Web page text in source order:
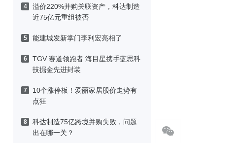
4
溢价220%并购关联资产，科达制造
近75亿元重组被否
5 能建城发新掌门李利宏亮相了
6
TGV 赛道领跑者 海目星携手蓝思科
技掘金先进封装
7
10个涨停板！爱丽家居股价走势有
点狂
8
科达制造75亿跨境并购失败，问题
出在哪一关？